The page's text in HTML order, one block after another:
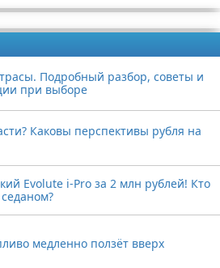
Подробный разбор, советы и
при выборе
Каковы перспективы рубля на
Evolute i-Pro за 2 млн рублей! Кто
медленно ползёт вверх